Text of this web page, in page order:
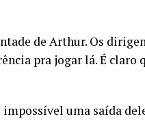
de Arthur. Os
pra jogar lá. É claro
uma saída